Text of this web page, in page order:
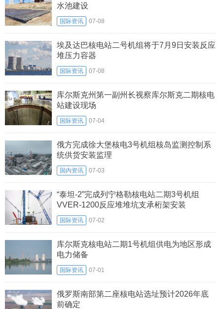
水池建设
国际资讯 07-08
埃及达巴核电站二号机组将于7月9日安装反应
堆压力容器
国际资讯 07-08
库尔斯克州第一副州长视察库尔斯克二期核电
站建设现场
国际资讯 07-04
俄方完成徐大堡核电3号机组核岛监测控制系
统供货安装监理
国内资讯 07-03
“泰坦-2”完成列宁格勒核电站二期3号机组
VVER-1200反应堆堆坑支承桁架安装
国际资讯 07-02
库尔斯克核电站二期1号机组供电为地区形成
电力储备
国际资讯 07-01
俄罗斯南部第二座核电站选址预计2026年底
前确定